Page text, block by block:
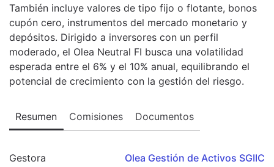
También incluye valores de tipo fijo o flotante, bonos
cupón cero, instrumentos del mercado monetario y
depósitos. Dirigido a inversores con un perfil
moderado, el Olea Neutral FI busca una volatilidad
esperada entre el 6% y el 10% anual, equilibrando el
potencial de crecimiento con la gestión del riesgo.
Resumen Comisiones Documentos
Gestora Olea Gestión de Activos SGIIC